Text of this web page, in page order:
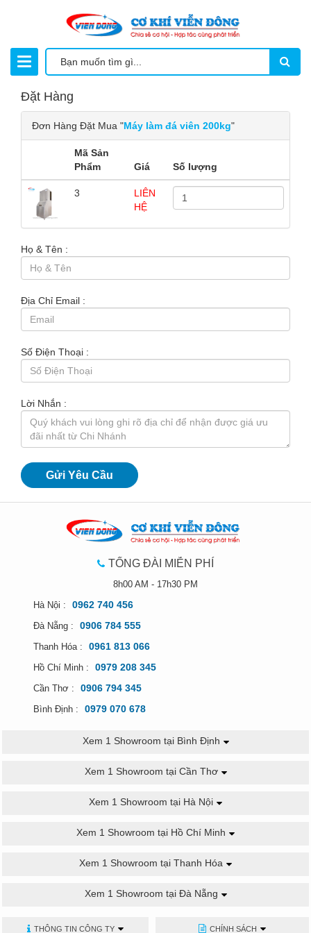
Đặt Hàng
Đơn Hàng Đặt Mua "Máy làm đá viên 200kg"
Mã Sản
Phẩm
Giá Số lượng
3
LIÊN
HỆ
Họ & Tên :
Địa Chỉ Email :
Số Điện Thoại :
Lời Nhắn :
TỔNG ĐÀI MIỄN PHÍ
8h00 AM - 17h30 PM
Hà Nội :
0962 740 456
Đà Nẵng : 0906 784 555
Thanh Hóa : 0961 813 066
Hồ Chí Minh : 0979 208 345
Cần Thơ : 0906 794 345
Bình Định : 0979 070 678
Xem 1 Showroom tại Bình Định
Xem 1 Showroom tại Cần Thơ
Xem 1 Showroom tại Hà Nội
Xem 1 Showroom tại Hồ Chí Minh
Xem 1 Showroom tại Thanh Hóa
Xem 1 Showroom tại Đà Nẵng
THÔNG TIN CÔNG TY CHÍNH SÁCH